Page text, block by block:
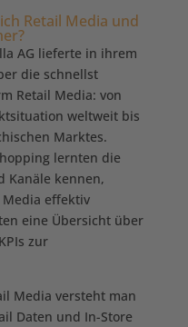
Retail Media und
AG lieferte in ihrem
die schnellst
Retail Media: von
weltweit bis
Marktes.
lernten die
Kanäle kennen,
effektiv
eine Übersicht über
zur
Media versteht man
Daten und In-Store